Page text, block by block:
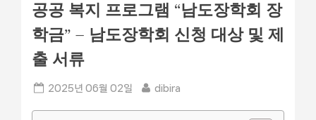
공공 복지 프로그램 “남도장학회 장
학금” – 남도장학회 신청 대상 및 제
출 서류
Posted
2025년 06월 02일 By
dibira